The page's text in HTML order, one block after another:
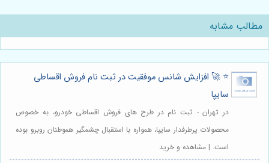
مطالب مشابه
⭐️ 🚀 افزایش شانس موفقیت در ثبت نام فروش اقساطی
سایپا
در تهران - ثبت نام در طرح های فروش اقساطی خودرو، به خصوص
محصولات پرطرفدار سایپا، همواره با استقبال چشمگیر هموطنان روبرو بوده
است. | مشاهده و خرید